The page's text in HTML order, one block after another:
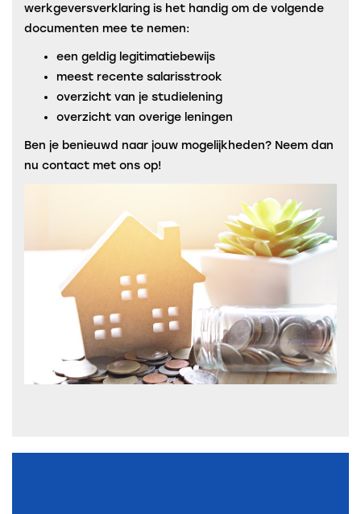
werkgeversverklaring is het handig om de volgende
documenten mee te nemen:
een geldig legitimatiebewijs
meest recente salarisstrook
overzicht van je studielening
overzicht van overige leningen
Ben je benieuwd naar jouw mogelijkheden? Neem dan
nu contact met ons op!